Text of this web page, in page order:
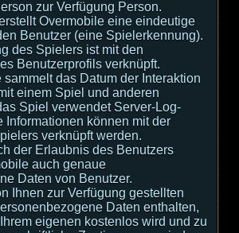
zur Verfügung Person.
Overmobile eine eindeutige
Benutzer (eine Spielerkennung).
des Spielers ist mit den
Benutzerprofils verknüpft.
sammelt das Datum der Interaktion
einem Spiel und anderen
Spiel verwendet Server-Log-
Informationen können mit der
verknüpft werden.
der Erlaubnis des Benutzers
auch genaue
Daten von Benutzer.
Ihnen zur Verfügung gestellten
Daten enthalten,
eigenen kostenlos wird und zu